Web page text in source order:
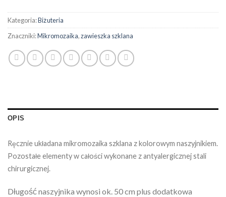
Kategoria:Biżuteria
Znaczniki:Mikromozaika,zawieszka szklana
OPIS
Ręcznie układana mikromozaika szklana z kolorowym naszyjnikiem.
Pozostałe elementy w całości wykonane z antyalergicznej stali
chirurgicznej.
Długość naszyjnika wynosi ok. 50 cm plus dodatkowa